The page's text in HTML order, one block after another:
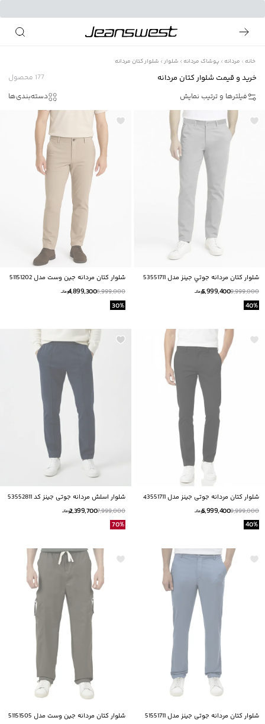
خانه مردانه پوشاک مردانه شلوار شلوار کتان مردانه
خرید و قیمت شلوار کتان مردانه 177 محصول
فیلترها و ترتیب نمایش
دسته‌بندی‌ها
شلوار کتان مردانه جوتي جينز مدل 53551711
9,999,000
5,999,400تومانــ
40%
شلوار کتان مردانه جین وست مدل 51151202
6,999,000
4,899,300تومانــ
30%
شلوار کتان مردانه جوتی جینز مدل 43551711
9,999,000
5,999,400تومانــ
40%
شلوار اسلش مردانه جوتی جینز کد 53552811
7,999,000
2,399,700تومانــ
70%
شلوار کتان مردانه جوتی جینز مدل 51551711
شلوار کتان مردانه جین وست مدل 51151505